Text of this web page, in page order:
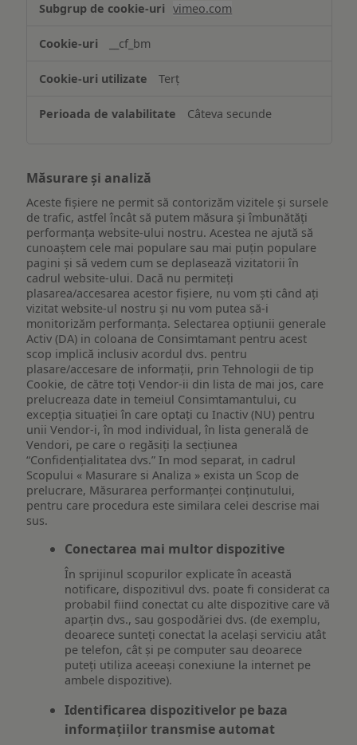
funcționalităților
ului
vimeo.com
__cf_bm
Terț
Câteva secunde
Măsurare și analiză
Aceste fișiere ne permit să contorizăm vizitele și sursele
de trafic, astfel încât să putem măsura și îmbunătăți
performanța website-ului nostru. Acestea ne ajută să
cunoaștem cele mai populare sau mai puțin populare
pagini și să vedem cum se deplasează vizitatorii în
cadrul website-ului. Dacă nu permiteți
plasarea/accesarea acestor fișiere, nu vom ști când ați
vizitat website-ul nostru și nu vom putea să-i
monitorizăm performanța. Selectarea opțiunii generale
Activ (DA) in coloana de Consimtamant pentru acest
scop implică inclusiv acordul dvs. pentru
plasare/accesare de informații, prin Tehnologii de tip
Cookie, de către toți Vendor-ii din lista de mai jos, care
prelucreaza date in temeiul Consimtamantului, cu
excepția situației în care optați cu Inactiv (NU) pentru
unii Vendor-i, în mod individual, în lista generală de
Vendori, pe care o regăsiți la secțiunea
“Confidențialitatea dvs.” In mod separat, in cadrul
Scopului « Masurare si Analiza » exista un Scop de
prelucrare, Măsurarea performanței conținutului,
pentru care procedura este similara celei descrise mai
sus.
Conectarea mai multor dispozitive
În sprijinul scopurilor explicate în această
notificare, dispozitivul dvs. poate fi considerat ca
probabil fiind conectat cu alte dispozitive care vă
aparțin dvs., sau gospodăriei dvs. (de exemplu,
deoarece sunteți conectat la același serviciu atât
pe telefon, cât și pe computer sau deoarece
puteți utiliza aceeași conexiune la internet pe
ambele dispozitive).
Identificarea dispozitivelor pe baza
informațiilor transmise automat